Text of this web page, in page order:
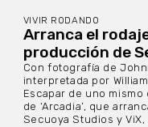
VIVIR RODANDO
Arranca el
producción de
Con fotografía de
interpretada por
Escapar de uno
de ‘Arcadia’, que
Secuoya Studios y